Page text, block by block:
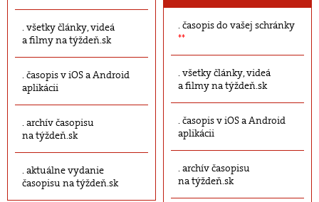
všetky články, videá
a filmy na týždeň.sk
časopis v iOS a Android
aplikácii
archív časopisu
na týždeň.sk
aktuálne vydanie
časopisu na týždeň.sk
časopis do vašej schránky
**
všetky články, videá
a filmy na týždeň.sk
časopis v iOS a Android
aplikácii
archív časopisu
na týždeň.sk